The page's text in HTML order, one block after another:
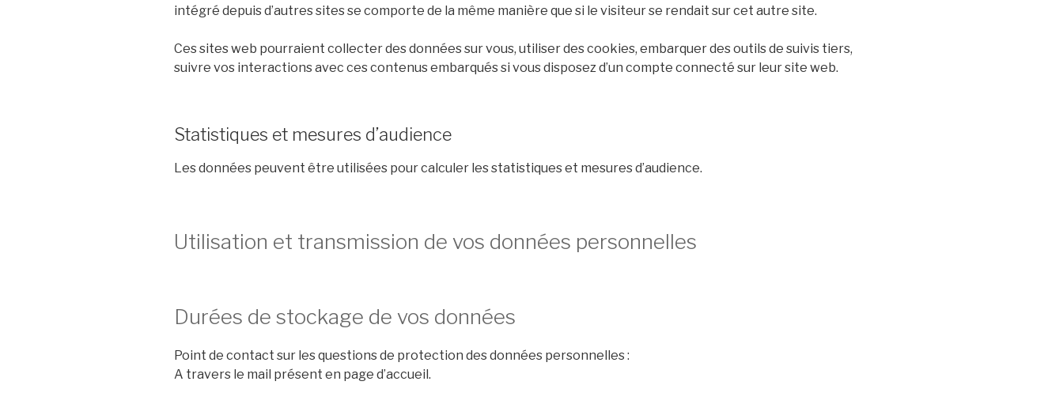
intégré depuis d’autres sites se comporte de la même manière que si le visiteur se rendait sur cet autre site.
Ces sites web pourraient collecter des données sur vous, utiliser des cookies, embarquer des outils de suivis tiers,
suivre vos interactions avec ces contenus embarqués si vous disposez d’un compte connecté sur leur site web.
Statistiques et mesures d’audience
Les données peuvent être utilisées pour calculer les statistiques et mesures d’audience.
Utilisation et transmission de vos données personnelles
Durées de stockage de vos données
Point de contact sur les questions de protection des données personnelles :
A travers le mail présent en page d’accueil.